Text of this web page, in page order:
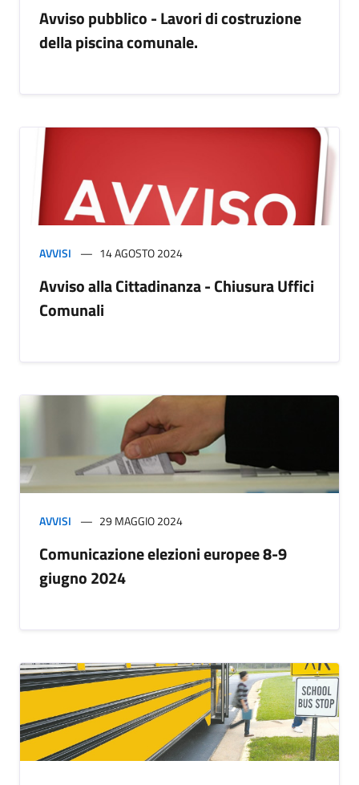
Avviso pubblico - Lavori di costruzione
della piscina comunale.
AVVISI 14 AGOSTO 2024
Avviso alla Cittadinanza - Chiusura Uffici
Comunali
AVVISI 29 MAGGIO 2024
Comunicazione elezioni europee 8-9
giugno 2024